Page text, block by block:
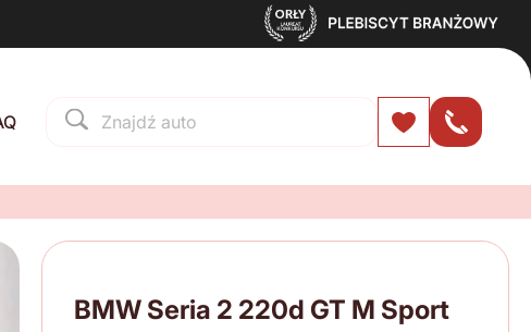
BMW Seria 2 220d GT M Sport